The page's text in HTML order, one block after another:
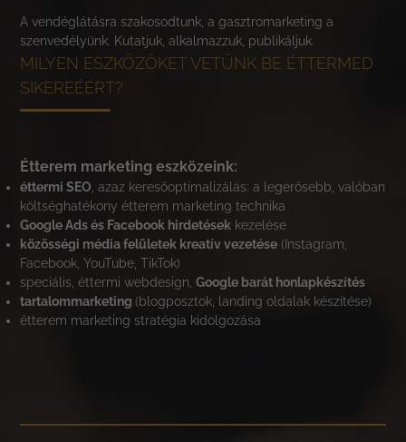
A vendéglátásra szakosodtunk, a gasztromarketing a
szenvedélyünk. Kutatjuk, alkalmazzuk, publikáljuk.
MILYEN ESZKÖZÖKET VETÜNK BE ÉTTERMED
SIKEREÉÉRT?
Étterem marketing eszközeink:
éttermi SEO, azaz keresőoptimalizálás: a legerősebb, valóban
költséghatékony étterem marketing technika
Google Ads és Facebook hirdetések kezelése
közösségi média felületek kreatív vezetése (Instagram,
Facebook, YouTube, TikTok)
speciális, éttermi webdesign,Google barát honlapkészítés
tartalommarketing(blogposztok, landing oldalak készítése)
étterem marketing stratégia kidolgozása